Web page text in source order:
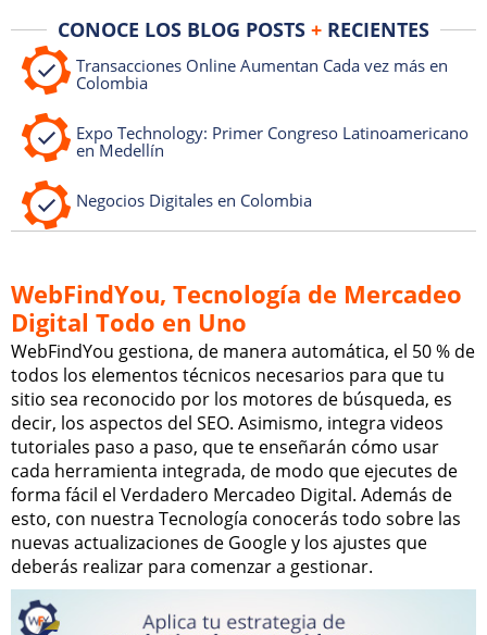
CONOCE LOS BLOG POSTS +RECIENTES
Transacciones Online Aumentan Cada vez más en
Colombia
Expo Technology: Primer Congreso Latinoamericano
en Medellín
Negocios Digitales en Colombia
WebFindYou, Tecnología de Mercadeo
Digital Todo en Uno
WebFindYou gestiona, de manera automática, el 50 % de
todos los elementos técnicos necesarios para que tu
sitio sea reconocido por los motores de búsqueda, es
decir, los aspectos del SEO. Asimismo, integra videos
tutoriales paso a paso, que te enseñarán cómo usar
cada herramienta integrada, de modo que ejecutes de
forma fácil el Verdadero Mercadeo Digital. Además de
esto, con nuestra Tecnología conocerás todo sobre las
nuevas actualizaciones de Google y los ajustes que
deberás realizar para comenzar a gestionar.